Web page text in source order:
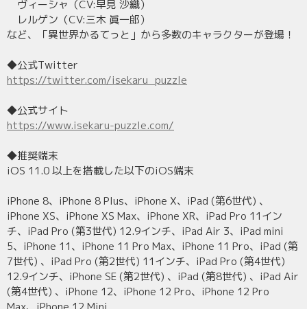
ヴィーシャ（CV:早見 沙織）
レルゲン（CV:三木 眞一郎）
など、「異世界かるてっと」から多数のキャラクターが登場！
◆公式Twitter
https://twitter.com/isekaru_puzzle
◆公式サイト
https://www.isekaru-puzzle.com/
◆推奨端末
iOS 11.0 以上を搭載した以下のiOS端末
iPhone 8、iPhone 8 Plus、iPhone X、iPad (第6世代) 、
iPhone XS、iPhone XS Max、iPhone XR、iPad Pro 11イン
チ、iPad Pro (第3世代) 12.9インチ、iPad Air 3、iPad mini
5、iPhone 11、iPhone 11 Pro Max、iPhone 11 Pro、iPad (第
7世代) 、iPad Pro (第2世代) 11インチ、iPad Pro (第4世代)
12.9インチ、iPhone SE (第2世代) 、iPad (第8世代) 、iPad Air
(第4世代) 、iPhone 12、iPhone 12 Pro、iPhone 12 Pro